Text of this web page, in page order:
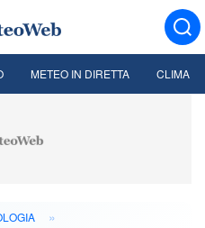
METEO IN DIRETTA CLIMA
»